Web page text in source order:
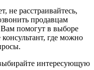
не расстраивайтесь,
продавцам
помогут в выборе
где можно
интересующую